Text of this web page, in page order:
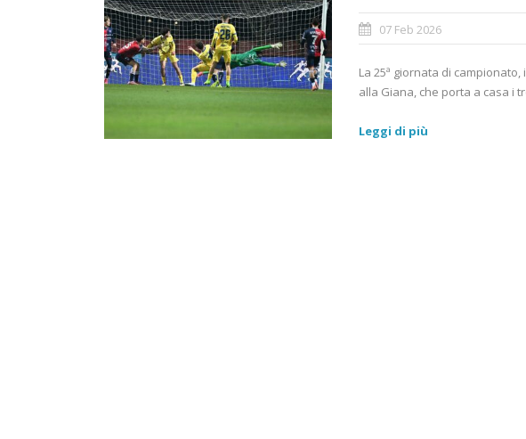
07 Feb 2026
La 25ª giornata di
alla Giana, che porta a casa i
Leggi di più